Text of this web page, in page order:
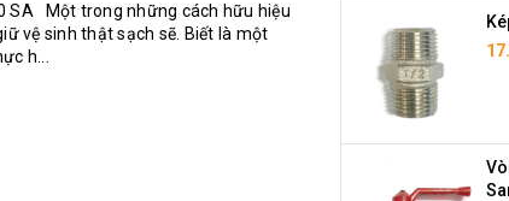
SA Một trong những cách hữu hiệu
vệ sinh thật sạch sẽ. Biết là một
h...